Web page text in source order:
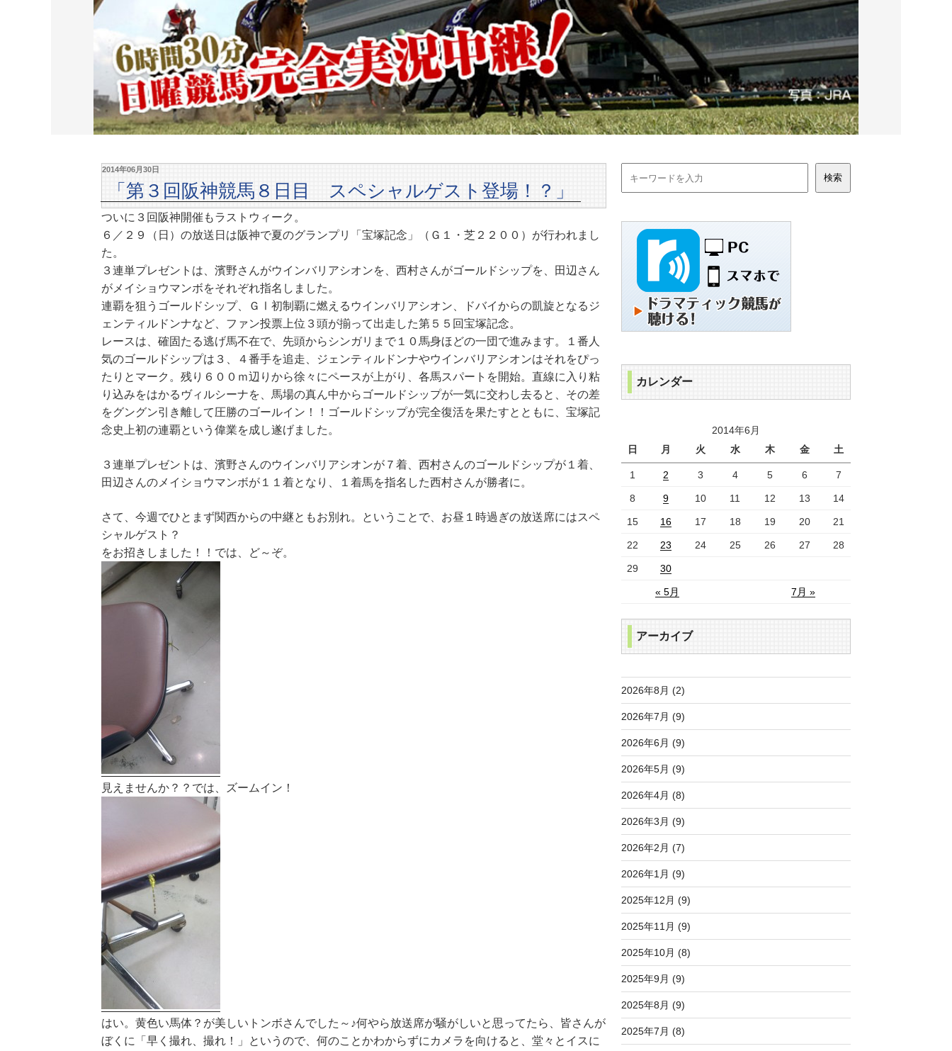
2014年06月30日
「第３回阪神競馬８日目 スペシャルゲスト登場！？」
ついに３回阪神開催もラストウィーク。
６／２９（日）の放送日は阪神で夏のグランプリ「宝塚記念」（Ｇ１・芝２２００）が行われまし
た。
３連単プレゼントは、濱野さんがウインバリアシオンを、西村さんがゴールドシップを、田辺さん
がメイショウマンボをそれぞれ指名しました。
連覇を狙うゴールドシップ、ＧⅠ初制覇に燃えるウインバリアシオン、ドバイからの凱旋となるジ
ェンティルドンナなど、ファン投票上位３頭が揃って出走した第５５回宝塚記念。
レースは、確固たる逃げ馬不在で、先頭からシンガリまで１０馬身ほどの一団で進みます。１番人
気のゴールドシップは３、４番手を追走、ジェンティルドンナやウインバリアシオンはそれをぴっ
たりとマーク。残り６００ｍ辺りから徐々にペースが上がり、各馬スパートを開始。直線に入り粘
り込みをはかるヴィルシーナを、馬場の真ん中からゴールドシップが一気に交わし去ると、その差
をグングン引き離して圧勝のゴールイン！！ゴールドシップが完全復活を果たすとともに、宝塚記
念史上初の連覇という偉業を成し遂げました。
３連単プレゼントは、濱野さんのウインバリアシオンが７着、西村さんのゴールドシップが１着、
田辺さんのメイショウマンボが１１着となり、１着馬を指名した西村さんが勝者に。
さて、今週でひとまず関西からの中継ともお別れ。ということで、お昼１時過ぎの放送席にはスペ
シャルゲスト？
をお招きしました！！では、ど～ぞ。
見えませんか？？では、ズームイン！
はい。黄色い馬体？が美しいトンボさんでした～♪何やら放送席が騒がしいと思ってたら、皆さんが
ぼくに「早く撮れ、撮れ！」というので、何のことかわからずにカメラを向けると、堂々とイスに
カレンダー
2014年6月
日
月 火 水 木 金 土
« 5月 7月 »
1 2 3 4 5 6 7
8 9 10 11 12 13 14
15 16 17 18 19 20 21
22 23 24 25 26 27 28
29 30
アーカイブ
2026年8月 (2)
2026年7月 (9)
2026年6月 (9)
2026年5月 (9)
2026年4月 (8)
2026年3月 (9)
2026年2月 (7)
2026年1月 (9)
2025年12月 (9)
2025年11月 (9)
2025年10月 (8)
2025年9月 (9)
2025年8月 (9)
2025年7月 (8)